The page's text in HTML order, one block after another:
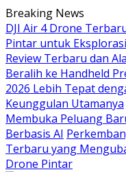
Langsung
ke
konten
Breaking News
DJI Air 4 Drone
Pintar untuk
Review Terbaru dan
Beralih ke Handheld
2026 Lebih Tepat
Keunggulan Utamanya
Membuka Peluang
Berbasis AI
Terbaru yang
Drone Pintar